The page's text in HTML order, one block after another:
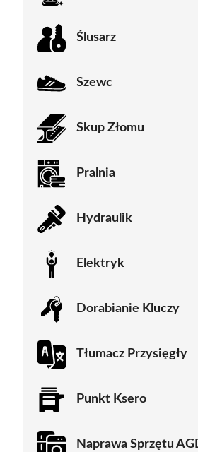
Ślusarz
Szewc
Skup Złomu
Pralnia
Hydraulik
Elektryk
Dorabianie Kluczy
Tłumacz Przysięgły
Punkt Ksero
Naprawa Sprzętu